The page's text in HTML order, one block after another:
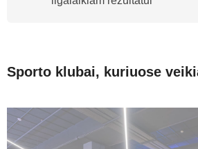
Sporto klubai, kuriuose